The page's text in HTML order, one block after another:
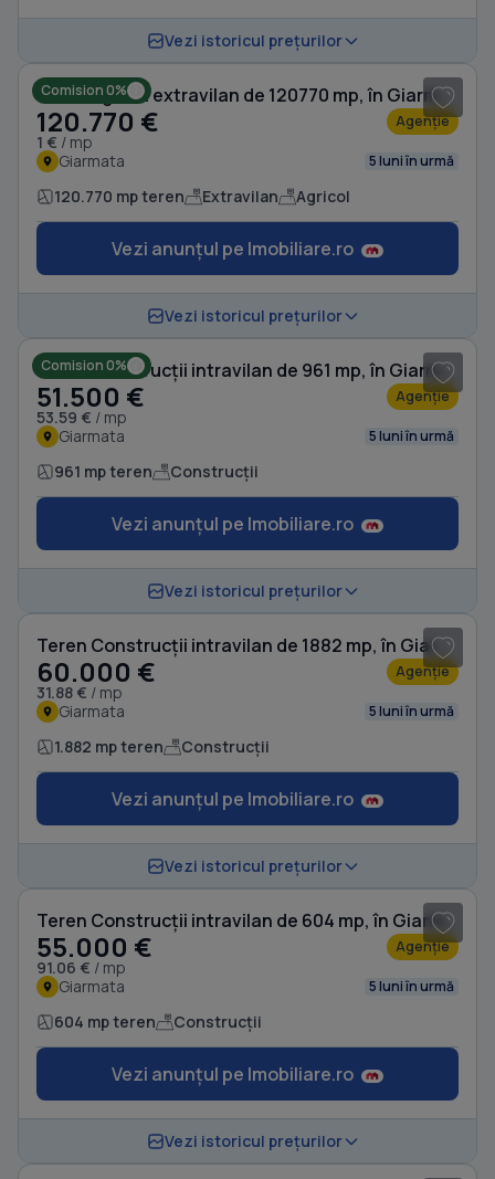
Vezi istoricul prețurilor
Comision 0% Teren agricol extravilan de 120770 mp, în Giarmata
120.770 €
1 € / mp
Agenție
Giarmata 5 luni în urmă
120.770 mp teren Extravilan Agricol
Vezi anunțul pe Imobiliare.ro
Vezi istoricul prețurilor
Comision 0% Teren Construcții intravilan de 961 mp, în Giarmata
51.500 €
53.59 € / mp
Agenție
Giarmata 5 luni în urmă
961 mp teren Construcții
Vezi anunțul pe Imobiliare.ro
Vezi istoricul prețurilor
Teren Construcții intravilan de 1882 mp, în Giarmata
60.000 €
31.88 € / mp
Agenție
Giarmata 5 luni în urmă
1.882 mp teren Construcții
Vezi anunțul pe Imobiliare.ro
Vezi istoricul prețurilor
Teren Construcții intravilan de 604 mp, în Giarmata
55.000 €
91.06 € / mp
Agenție
Giarmata 5 luni în urmă
604 mp teren Construcții
Vezi anunțul pe Imobiliare.ro
Vezi istoricul prețurilor